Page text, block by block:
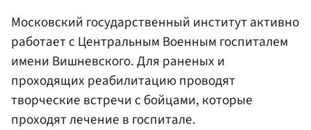
Московский государственный институт активно
работает с Центральным Военным госпиталем
имени Вишневского. Для раненых и
проходящих реабилитацию проводят
творческие встречи с бойцами, которые
проходят лечение в госпитале.